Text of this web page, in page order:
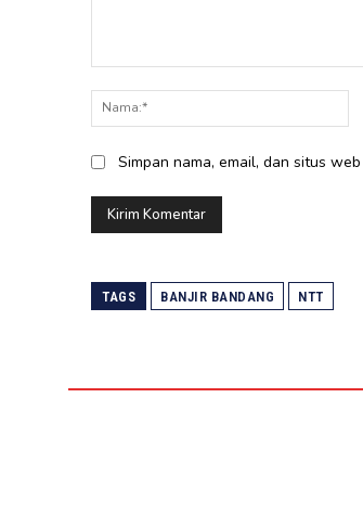
Simpan nama, email, dan situs
TAGS BANJIR BANDANG NTT